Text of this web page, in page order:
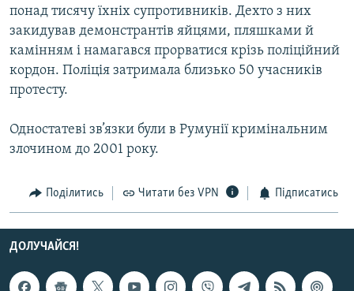
СПЕЦПРОЄКТИ
ПОДКАСТИ
КРИМ РЕАЛІЇ
РУС
УКР
КТАТ
ДОЛУЧАЙСЯ!
понад тисячу їхніх супротивників. Дехто з них
закидував демонстрантів яйцями, пляшками й
камінням і намагався прорватися крізь поліційний
кордон. Поліція затримала близько 50 учасників
протесту.
Одностатеві зв’язки були в Румунії кримінальним
злочином до 2001 року.
Поділитись Читати без VPN Підписатись
ДОЛУЧАЙСЯ!